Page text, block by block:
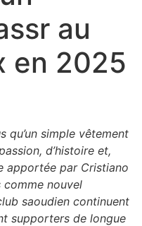
au
en 2025
qu’un simple vêtement
d’histoire et,
apportée par Cristiano
comme nouvel
saoudien continuent
supporters de longue